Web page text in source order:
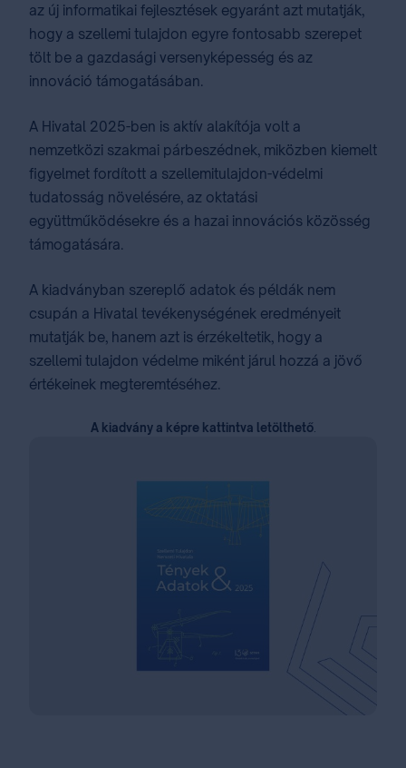
az új informatikai fejlesztések egyaránt azt mutatják,
hogy a szellemi tulajdon egyre fontosabb szerepet
tölt be a gazdasági versenyképesség és az
innováció támogatásában.
A Hivatal 2025-ben is aktív alakítója volt a
nemzetközi szakmai párbeszédnek, miközben kiemelt
figyelmet fordított a szellemitulajdon-védelmi
tudatosság növelésére, az oktatási
együttműködésekre és a hazai innovációs közösség
támogatására.
A kiadványban szereplő adatok és példák nem
csupán a Hivatal tevékenységének eredményeit
mutatják be, hanem azt is érzékeltetik, hogy a
szellemi tulajdon védelme miként járul hozzá a jövő
értékeinek megteremtéséhez.
A kiadvány a képre kattintva letölthető.